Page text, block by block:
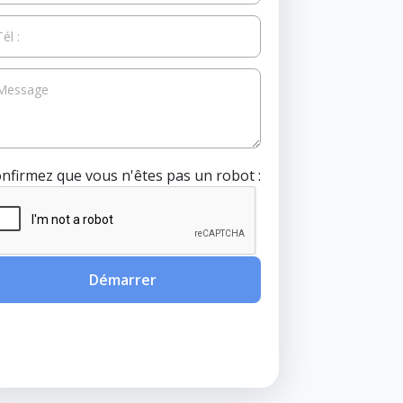
que vous n'êtes pas un robot :
Démarrer